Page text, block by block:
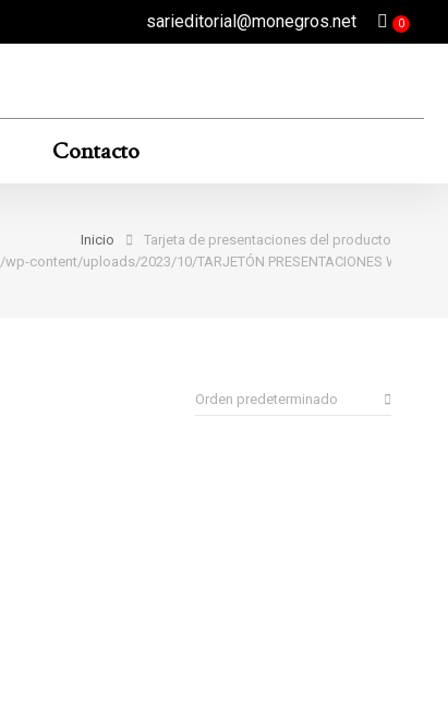
sarieditorial@monegros.net
Contacto
Inicio
Tarjeta de presentaciones del producto
content/uploads/2023/10/TARJETÓN PRESENTACIONES